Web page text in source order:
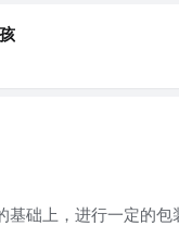
基础上，进行一定的